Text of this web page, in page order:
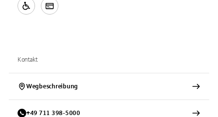
Kontakt
Wegbeschreibung
+49 711 398-5000